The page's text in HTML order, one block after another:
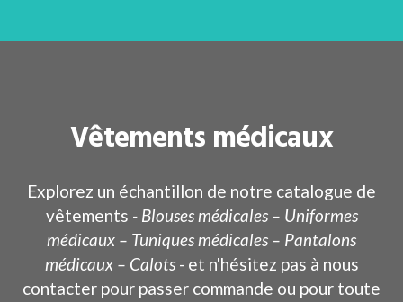
Vêtements médicaux
Explorez un échantillon de notre catalogue de
vêtements - Blouses médicales – Uniformes
médicaux – Tuniques médicales – Pantalons
médicaux – Calots -et n'hésitez pas à nous
contacter pour passer commande ou pour toute